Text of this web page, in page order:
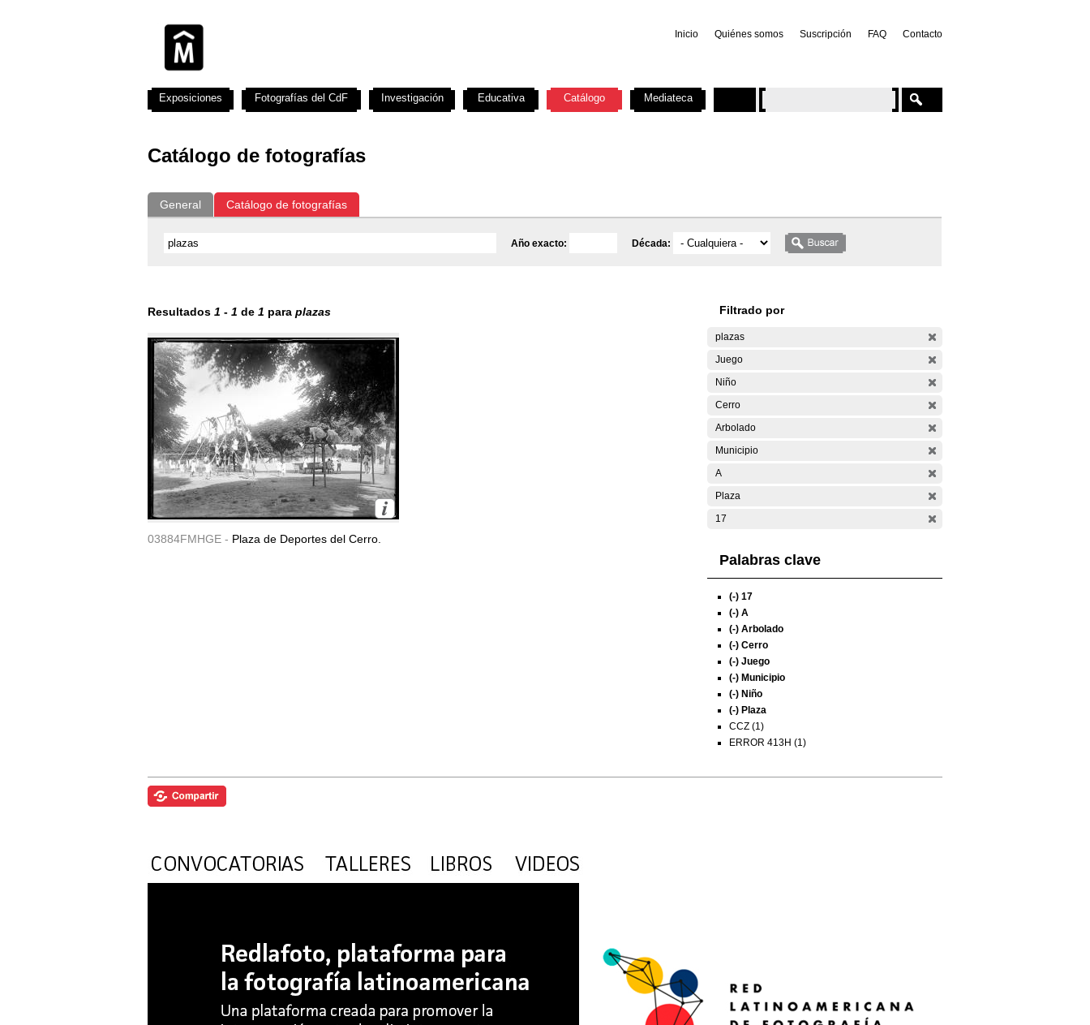
Inicio Quiénes somos Suscripción FAQ Contacto
Catálogo de fotografías
General Catálogo de fotografías
Año exacto: Década:
Resultados 1 - 1 de 1 para plazas
03884FMHGE - Plaza de Deportes del Cerro.
Filtrado por
plazas
Juego
Niño
Cerro
Arbolado
Municipio
A
Plaza
17
Palabras clave
(-) 17
(-) A
(-) Arbolado
(-) Cerro
(-) Juego
(-) Municipio
(-) Niño
(-) Plaza
CCZ (1)
ERROR 413H (1)
Exposiciones Fotografías del CdF Investigación Educativa Catálogo Mediateca